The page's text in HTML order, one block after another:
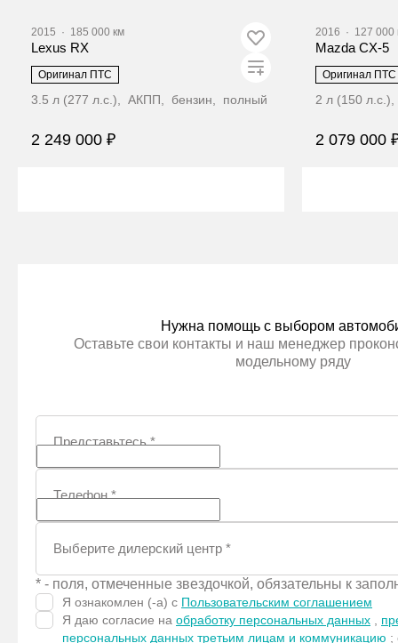
2015 · 185 000 км
Lexus RX
Оригинал ПТС
3.5 л (277 л.с.), АКПП, бензин, полный
2 249 000 ₽
2016 · 127 000
Mazda CX-5
Оригинал ПТС
2 л (150
2 079 000
Нужна помощь с выбором
Оставьте свои контакты и наш менеджер
модельному ряду
Представьтесь*
Телефон*
Выберите дилерский центр *
* - поля, отмеченные звездочкой, обязательны к
Я ознакомлен (-а) с Пользовательским соглашением
Я даю согласие на обработку персональных данных
персональных данных третьим лицам и коммуникацию ;